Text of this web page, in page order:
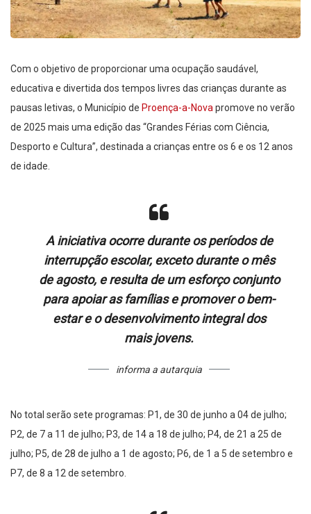
Com o objetivo de proporcionar uma ocupação saudável,
educativa e divertida dos tempos livres das crianças durante as
pausas letivas, o Município de Proença-a-Novapromove no verão
de 2025 mais uma edição das “Grandes Férias com Ciência,
Desporto e Cultura”, destinada a crianças entre os 6 e os 12 anos
de idade.
A iniciativa ocorre durante os períodos de
interrupção escolar, exceto durante o mês
de agosto, e resulta de um esforço conjunto
para apoiar as famílias e promover o bem-
estar e o desenvolvimento integral dos
mais jovens.
informa a autarquia
No total serão sete programas: P1, de 30 de junho a 04 de julho;
P2, de 7 a 11 de julho; P3, de 14 a 18 de julho; P4, de 21 a 25 de
julho; P5, de 28 de julho a 1 de agosto; P6, de 1 a 5 de setembro e
P7, de 8 a 12 de setembro.